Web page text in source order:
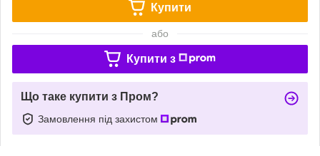
Купити
або
Купити з
Що таке купити з Пром?
Замовлення під захистом